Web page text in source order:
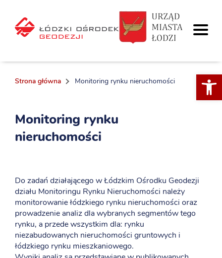
Strona główna Monitoring rynku nieruchomości
Monitoring rynku
nieruchomości
Do zadań działającego w Łódzkim Ośrodku Geodezji
działu Monitoringu Rynku Nieruchomości należy
monitorowanie łódzkiego rynku nieruchomości oraz
prowadzenie analiz dla wybranych segmentów tego
rynku, a przede wszystkim dla: rynku
niezabudowanych nieruchomości gruntowych i
łódzkiego rynku mieszkaniowego.